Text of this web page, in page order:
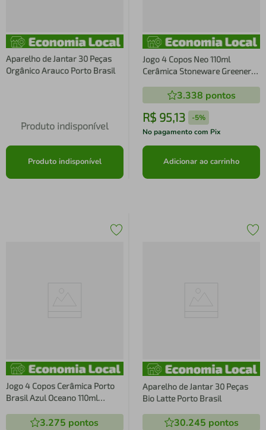
Aparelho de Jantar 30 Peças
Orgânico Arauco Porto Brasil
Produto indisponível
Produto indisponível
Jogo 4 Copos Neo 110ml
Cerâmica Stoneware Greenery
3.338 pontos
R$ 95,13 -5%
No pagamento com Pix
Adicionar ao carrinho
Jogo 4 Copos Cerâmica Porto
Brasil Azul Oceano 110ml
3.275 pontos
Aparelho de Jantar 30 Peças
Bio Latte Porto Brasil
30.245 pontos